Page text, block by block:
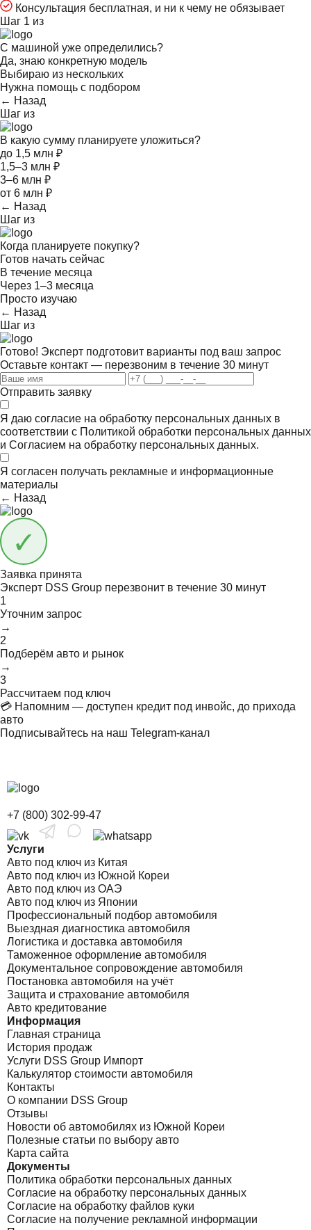
Консультация бесплатная, и ни к чему не обязывает
Шаг 1 из
С машиной уже определились?
Да, знаю конкретную модель
Выбираю из нескольких
Нужна помощь с подбором
← Назад
Шаг из
В какую сумму планируете уложиться?
до 1,5 млн ₽
1,5–3 млн ₽
3–6 млн ₽
от 6 млн ₽
← Назад
Шаг из
Когда планируете покупку?
Готов начать сейчас
В течение месяца
Через 1–3 месяца
Просто изучаю
← Назад
Шаг из
Готово! Эксперт подготовит варианты под ваш запрос
Оставьте контакт — перезвоним в течение 30 минут
Отправить заявку
Я даю согласие на обработку персональных данных в
соответствии с Политикой обработки персональных данных
и Согласием на обработку персональных данных.
Я согласен получать рекламные и информационные
материалы
← Назад
Заявка принята
Эксперт DSS Group перезвонит в течение 30 минут
1
Уточним запрос
→
2
Подберём авто и рынок
→
3
Рассчитаем под ключ
💳 Напомним — доступен кредит под инвойс, до прихода
авто
Подписывайтесь на наш Telegram-канал
+7 (800) 302-99-47
Услуги
Авто под ключ из Китая
Авто под ключ из Южной Кореи
Авто под ключ из ОАЭ
Авто под ключ из Японии
Профессиональный подбор автомобиля
Выездная диагностика автомобиля
Логистика и доставка автомобиля
Таможенное оформление автомобиля
Документальное сопровождение автомобиля
Постановка автомобиля на учёт
Защита и страхование автомобиля
Авто кредитование
Информация
Главная страница
История продаж
Услуги DSS Group Импорт
Калькулятор стоимости автомобиля
Контакты
О компании DSS Group
Отзывы
Новости об автомобилях из Южной Кореи
Полезные статьи по выбору авто
Карта сайта
Документы
Политика обработки персональных данных
Согласие на обработку персональных данных
Согласие на обработку файлов куки
Согласие на получение рекламной информации